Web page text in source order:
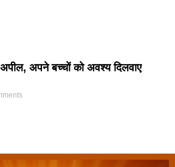
अपने बच्चों को अवश्य दिलवाए